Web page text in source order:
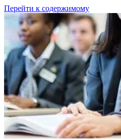
Перейти к содержимому